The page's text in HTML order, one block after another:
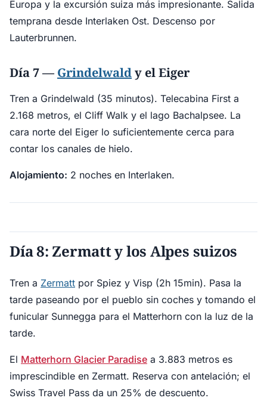
Europa y la excursión suiza más impresionante. Salida
temprana desde Interlaken Ost. Descenso por
Lauterbrunnen.
Día 7 — Grindelwaldy el Eiger
Tren a Grindelwald (35 minutos). Telecabina First a
2.168 metros, el Cliff Walk y el lago Bachalpsee. La
cara norte del Eiger lo suficientemente cerca para
contar los canales de hielo.
Alojamiento: 2 noches en Interlaken.
Día 8: Zermatt y los Alpes suizos
Tren a Zermatt por Spiez y Visp (2h 15min). Pasa la
tarde paseando por el pueblo sin coches y tomando el
funicular Sunnegga para el Matterhorn con la luz de la
tarde.
El Matterhorn Glacier Paradise a 3.883 metros es
imprescindible en Zermatt. Reserva con antelación; el
Swiss Travel Pass da un 25% de descuento.